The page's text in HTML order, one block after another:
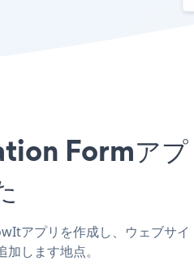
Formアプ
アプリを作成し、ウェブサ
します地点。